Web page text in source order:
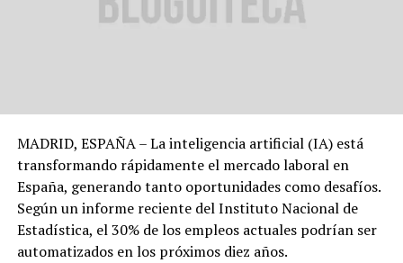
MADRID, ESPAÑA – La inteligencia artificial (IA) está
transformando rápidamente el mercado laboral en
España, generando tanto oportunidades como desafíos.
Según un informe reciente del Instituto Nacional de
Estadística, el 30% de los empleos actuales podrían ser
automatizados en los próximos diez años.